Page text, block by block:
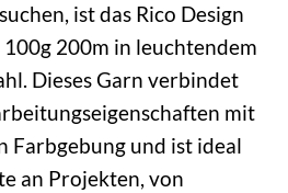
ist das Rico Design
200m in leuchtendem
Dieses Garn verbindet
mit
Farbgebung und ist ideal
an Projekten, von